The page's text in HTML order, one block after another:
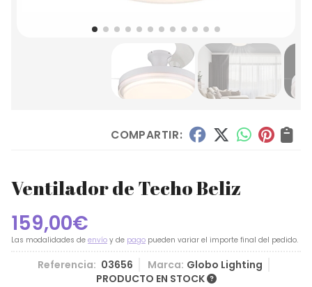
COMPARTIR:
Ventilador de Techo Beliz
159,00€
Las modalidades de envío y de pago pueden variar el importe final del pedido.
Referencia: 03656 Marca: Globo Lighting
PRODUCTO EN STOCK